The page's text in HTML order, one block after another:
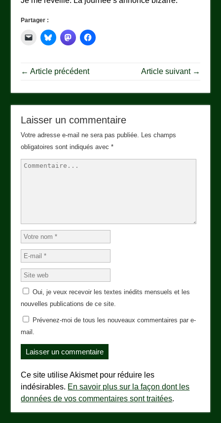
Partager :
← Article précédent Article suivant →
Laisser un commentaire
Votre adresse e-mail ne sera pas publiée. Les champs
obligatoires sont indiqués avec*
Oui, je veux recevoir les textes inédits mensuels et les
nouvelles publications de ce site.
Prévenez-moi de tous les nouveaux commentaires par e-
mail.
Ce site utilise Akismet pour réduire les
indésirables. En savoir plus sur la façon dont les
données de vos commentaires sont traitées.